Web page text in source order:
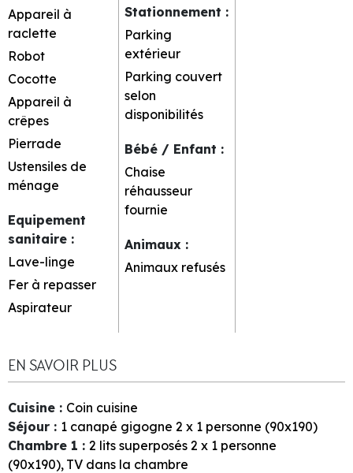
Appareil à
raclette
Robot
Cocotte
Appareil à
crêpes
Pierrade
Ustensiles de
ménage
Equipement
sanitaire :
Lave-linge
Fer à repasser
Aspirateur
Stationnement :
Parking
extérieur
Parking couvert
selon
disponibilités
Bébé / Enfant :
Chaise
réhausseur
fournie
Animaux :
Animaux refusés
EN SAVOIR PLUS
Cuisine : Coin cuisine
Séjour : 1 canapé gigogne 2 x 1 personne (90x190)
Chambre 1 : 2 lits superposés 2 x 1 personne
(90x190) TV dans la chambre